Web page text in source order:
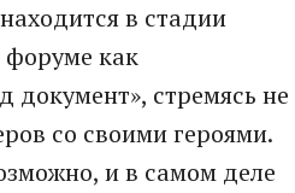
в стадии
как
документ», стремясь не
со своими героями.
и в самом деле